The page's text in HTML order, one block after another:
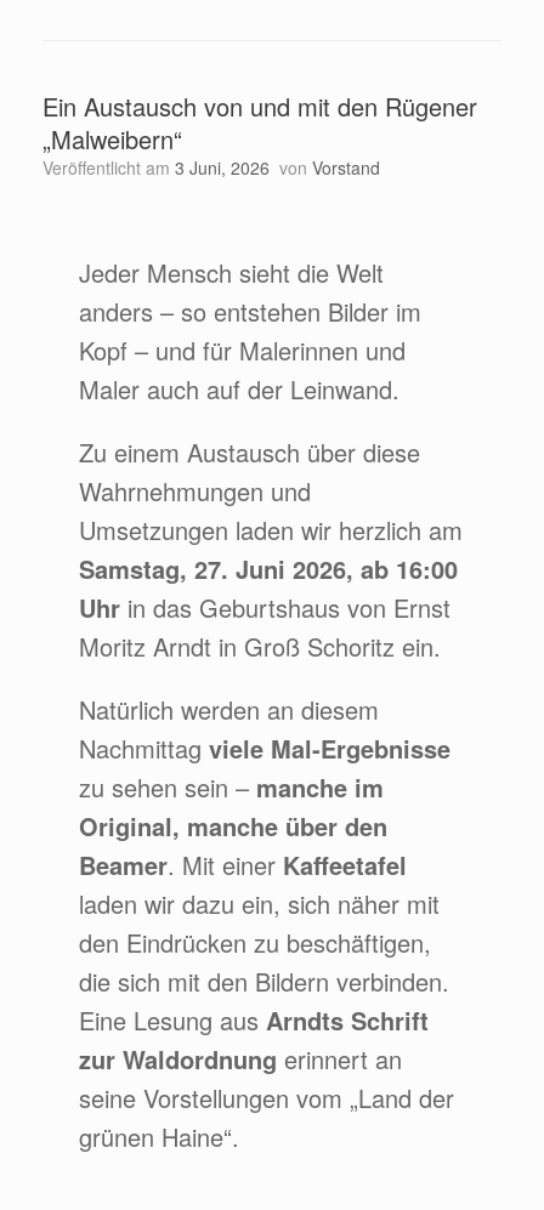
Ein Austausch von und mit den Rügener
„Malweibern“
Veröffentlicht am 3 Juni, 2026 von Vorstand
Jeder Mensch sieht die Welt
anders – so entstehen Bilder im
Kopf – und für Malerinnen und
Maler auch auf der Leinwand.
Zu einem Austausch über diese
Wahrnehmungen und
Umsetzungen laden wir herzlich am
Samstag, 27. Juni 2026, ab 16:00
Uhr in das Geburtshaus von Ernst
Moritz Arndt in Groß Schoritz ein.
Natürlich werden an diesem
Nachmittagviele Mal-Ergebnisse
zu sehen sein – manche im
Original, manche über den
Beamer. Mit einer Kaffeetafel
laden wir dazu ein, sich näher mit
den Eindrücken zu beschäftigen,
die sich mit den Bildern verbinden.
Eine Lesung aus Arndts Schrift
zur Waldordnung erinnert an
seine Vorstellungen vom „Land der
grünen Haine“.